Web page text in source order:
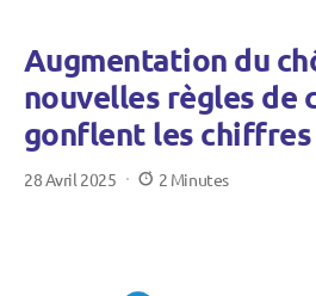
Augmentation du
nouvelles règles de
gonflent les chiffres
28 Avril 2025 2 Minutes